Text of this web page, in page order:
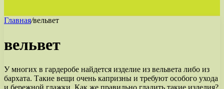
Главная/вельвет
вельвет
У многих в гардеробе найдется изделие из вельвета либо из
бархата. Такие вещи очень капризны и требуют особого ухода
и бережной глажки. Как же правильно гладить такие изделия?